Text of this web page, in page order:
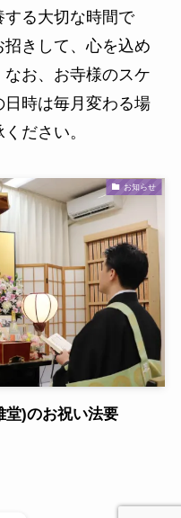
る大切な時間で
きして、心を込め
お、お寺様のスケ
時は毎月変わる場
ださい。
お知らせ
堂)のお祝い法要